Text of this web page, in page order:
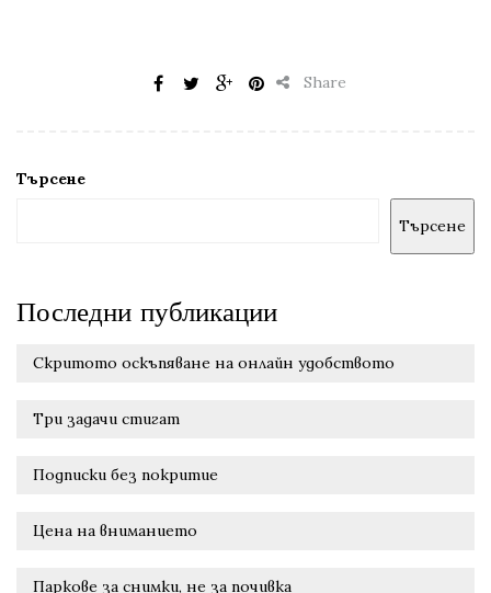
Share
Търсене
Търсене
Последни публикации
Скритото оскъпяване на онлайн удобството
Три задачи стигат
Подписки без покритие
Цена на вниманието
Паркове за снимки, не за почивка